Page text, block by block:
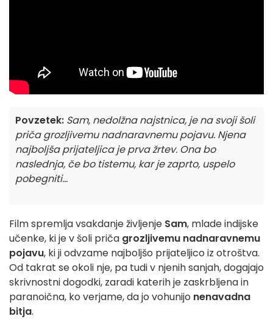
Povzetek: Sam, nedolžna najstnica, je na svoji šoli
priča grozljivemu nadnaravnemu pojavu. Njena
najboljša prijateljica je prva žrtev. Ona bo
naslednja, če bo tistemu, kar je zaprto, uspelo
pobegniti...
Film spremlja vsakdanje življenje Sam, mlade indijske
učenke, ki je v šoli priča grozljivemu nadnaravnemu
pojavu, ki ji odvzame najboljšo prijateljico iz otroštva.
Od takrat se okoli nje, pa tudi v njenih sanjah, dogajajo
skrivnostni dogodki, zaradi katerih je zaskrbljena in
paranoična, ko verjame, da jo vohunijo nenavadna
bitja.